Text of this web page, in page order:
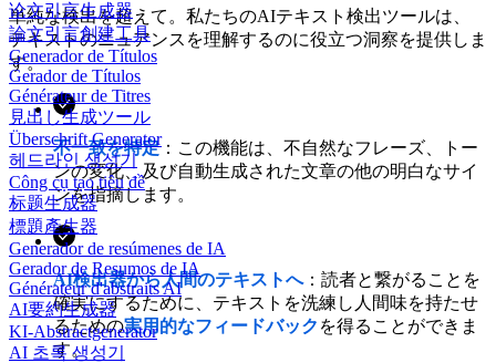
论文引言生成器
論文引言創建工具
Generador de Títulos
Gerador de Títulos
Générateur de Titres
見出し生成ツール
Überschrift Generator
헤드라인 생성기
Công cụ tạo tiêu đề
标题生成器
標題產生器
Generador de resúmenes de IA
Gerador de Resumos de IA
Générateur d'abstraits AI
AI要約生成器
KI-Abstractgenerator
AI 초록 생성기
単純な検出を超えて。私たちのAIテキスト検出ツールは、
テキストのニュアンスを理解するのに役立つ洞察を提供しま
す。
不一致を特定：この機能は、不自然なフレーズ、トー
ンの変化、及び自動生成された文章の他の明白なサイ
ンを指摘します。
AI検出器から人間のテキストへ：読者と繋がることを
確実にするために、テキストを洗練し人間味を持たせ
るための実用的なフィードバック を得ることができま
す。